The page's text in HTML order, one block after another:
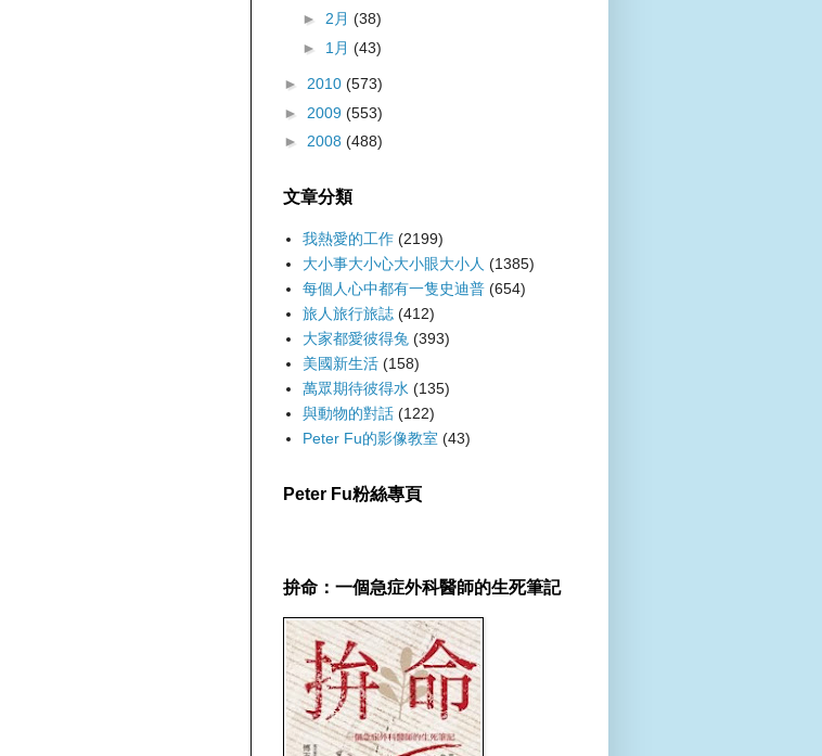
► 2月 (38)
► 1月 (43)
► 2010 (573)
► 2009 (553)
► 2008 (488)
文章分類
我熱愛的工作 (2199)
大小事大小心大小眼大小人 (1385)
每個人心中都有一隻史迪普 (654)
旅人旅行旅誌 (412)
大家都愛彼得兔 (393)
美國新生活 (158)
萬眾期待彼得水 (135)
與動物的對話 (122)
Peter Fu的影像教室 (43)
Peter Fu粉絲專頁
拚命：一個急症外科醫師的生死筆記